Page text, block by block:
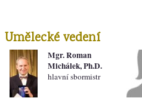
Umělecké vedení
Mgr. Roman
Michálek, Ph.D.
hlavní sbormistr